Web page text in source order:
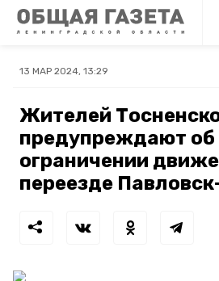
13 МАР 2024, 13:29
Жителей
предупреждают об
ограничении
переезде